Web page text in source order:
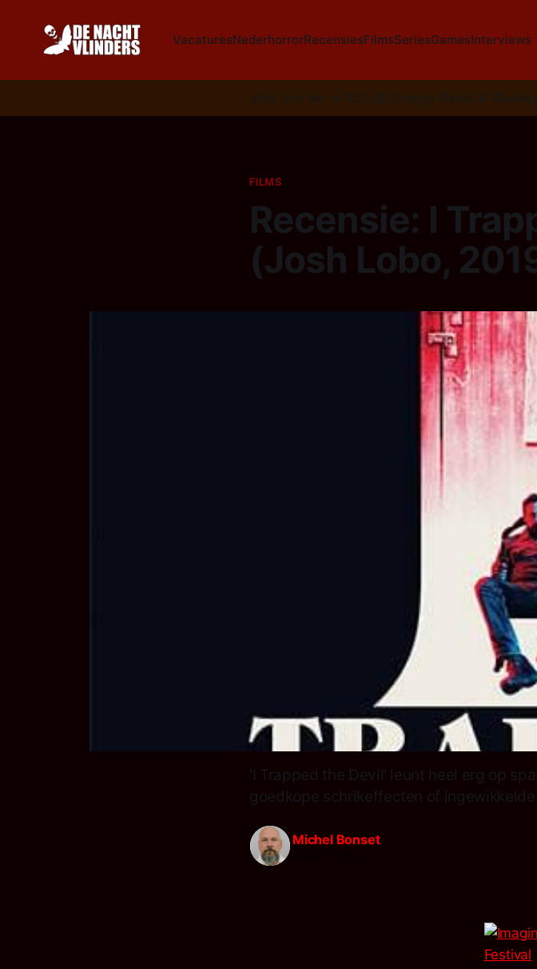
VacaturesNederhorrorRecensiesFilmsSeriesGamesInterviews
Volg ons op: 📣 RSS 📰 Google News 🦋 Bluesky
FILMS
Recensie: I
(Josh Lobo,
'I Trapped the Devil' leunt heel erg op
goedkope schrikeffecten of
Michel Bonset